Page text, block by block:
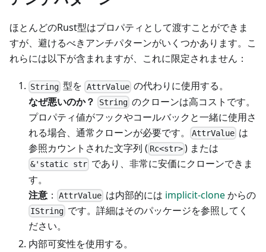
ほとんどのRust型はプロパティとして渡すことができま
すが、避けるべきアンチパターンがいくつかあります。こ
れらには以下が含まれますが、これに限定されません：
String 型を AttrValueの代わりに使用する。
なぜ悪いのか？
String のクローンは高コストです。
プロパティ値がフックやコールバックと一緒に使用さ
れる場合、通常クローンが必要です。
AttrValue は
参照カウントされた文字列 ( Rc<str> ) または
&'static str であり、非常に安価にクローンできま
す。
注意 ： AttrValue は内部的には implicit-cloneからの
IString です。詳細はそのパッケージを参照してく
ださい。
内部可変性を使用する。